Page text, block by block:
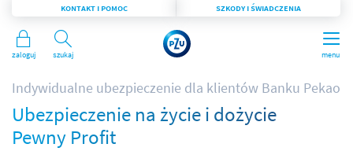
menu
Szukaj
KONTAKT I POMOC SZKODY I ŚWIADCZENIA
Zaloguj
Indywidualne ubezpieczenie dla klientów Banku Pekao
Ubezpieczenie na życie i dożycie
Pewny Profit